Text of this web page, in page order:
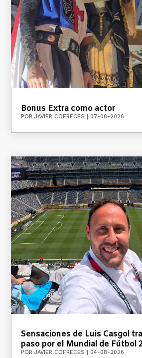
Bonus Extra como actor
PORJAVIER COFRECES 07-08-2026
Sensaciones de Luis Casgol
paso por el Mundial de Fútbol
PORJAVIER COFRECES 04-08-2026